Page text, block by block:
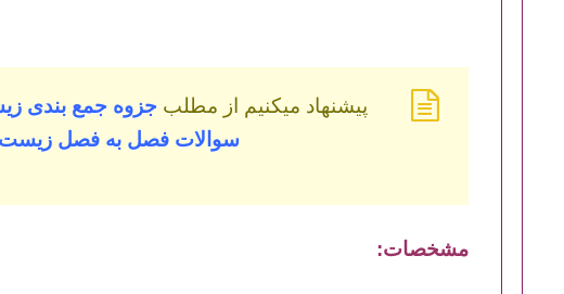
پیشنهاد میکنیم از مطلب جزوه جمع بندی
سوالات فصل به فصل
مشخصات: